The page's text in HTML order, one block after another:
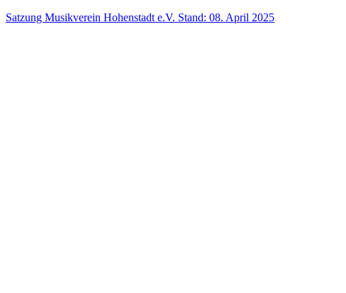
Satzung Musikverein Hohenstadt e.V. Stand: 08. April 2025